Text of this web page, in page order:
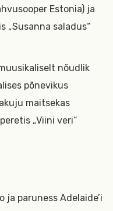
Estonia) ja
„Susanna saladus“
nõudlik
põnevikus
maitsekas
„Viini veri“
ja paruness Adelaide’i